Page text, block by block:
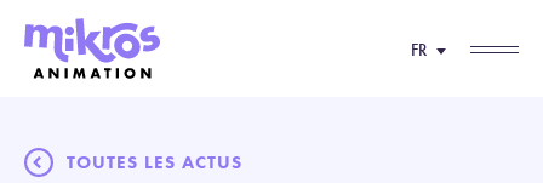
FR
TOUTES LES ACTUS